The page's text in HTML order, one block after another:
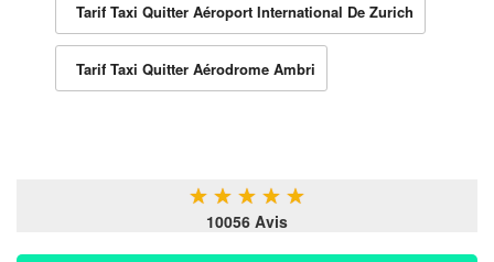
Tarif Taxi Quitter Aéroport International De Zurich
Tarif Taxi Quitter Aérodrome Ambri
★ ★ ★ ★ ★
10056 Avis